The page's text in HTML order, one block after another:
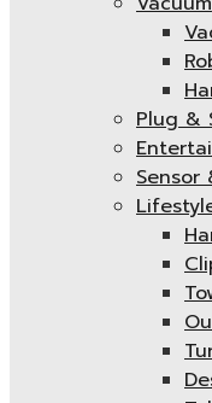
Plug &
Sensor